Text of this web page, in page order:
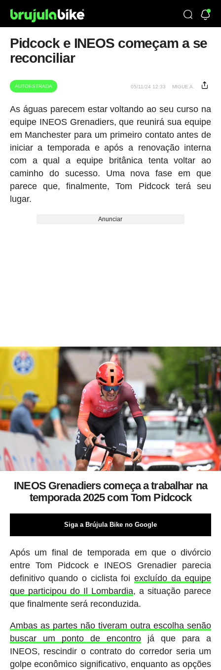
Pidcock e INEOS começam a se
reconciliar
AUTOESTRADA 05/11/24 12:33 MIGUE A.
As águas parecem estar voltando ao seu curso na
equipe INEOS Grenadiers, que reunirá sua equipe
em Manchester para um primeiro contato antes de
iniciar a temporada e após a renovação interna
com a qual a equipe britânica tenta voltar ao
caminho do sucesso. Uma nova fase em que
parece que, finalmente, Tom Pidcock terá seu
lugar.
Anunciar
INEOS Grenadiers começa a trabalhar na
temporada 2025 com Tom Pidcock
Siga a Brújula Bike no Google
Após um final de temporada em que o divórcio
entre Tom Pidcock e INEOS Grenadier parecia
definitivo quando o ciclista foi excluído da equipe
que participou do Il Lombardia, a situação parece
que finalmente será reconduzida.
Ambas as partes não tiveram outra escolha senão
buscar um ponto de encontrojá que para a
INEOS, rescindir o contrato do corredor seria um
golpe econômico significativo, enquanto as opções